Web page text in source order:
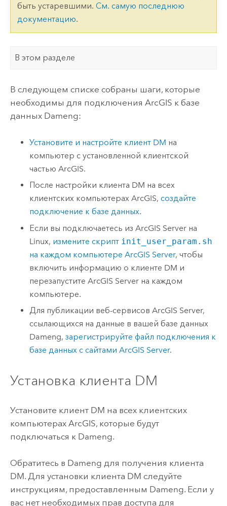
быть устаревшими. См. самую последнюю
документацию.
В этом разделе
В следующем списке собраны шаги, которые
необходимы для подключения ArcGIS к базе
данных Dameng:
Установите и настройте клиент DM на
компьютер с установленной клиентской
частью ArcGIS.
После настройки клиента DM на всех
клиентских компьютерах ArcGIS,создайте
подключение к базе данных.
Если вы подключаетесь изArcGIS Server на
Linux, измените скрипт init_user_param.sh
на каждом компьютереArcGIS Server, чтобы
включить информацию о клиенте DM и
перезапуститеArcGIS Server на каждом
компьютере.
Для публикации веб-сервисовArcGIS Server,
ссылающихся на данные в вашей базе данных
Dameng,зарегистрируйте файл подключения к
базе данных с сайтамиArcGIS Server.
Установка клиента DM
Установите клиент DM на всех клиентских
компьютерах ArcGIS, которые будут
подключаться к Dameng.
Обратитесь в Dameng для получения клиента
DM. Для установки клиента DM следуйте
инструкциям, предоставленным Dameng. Если у
вас нет необходимых прав доступа для